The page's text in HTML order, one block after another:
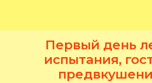
Первый день
испытания,